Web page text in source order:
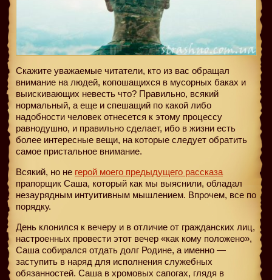
Скажите уважаемые читатели, кто из вас обращал
внимание на людей, копошащихся в мусорных баках и
выискивающих невесть что? Правильно, всякий
нормальный, а еще и спешащий по какой либо
надобности человек отнесется к этому процессу
равнодушно, и правильно сделает, ибо в жизни есть
более интересные вещи, на которые следует обратить
самое пристальное внимание.
Всякий, но не герой моего предыдущего рассказа
прапорщик Саша, который как мы выяснили, обладал
незаурядным интуитивным мышлением. Впрочем, все по
порядку.
День клонился к вечеру и в отличие от гражданских лиц,
настроенных провести этот вечер «как кому положено»,
Саша собирался отдать долг Родине, а именно —
заступить в наряд для исполнения служебных
обязанностей. Саша в хромовых сапогах, глядя в